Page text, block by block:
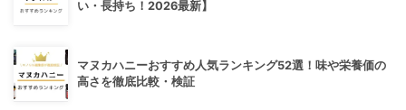
い・長持ち！2026最新】
マヌカハニーおすすめ人気ランキング52選！味や栄養価の
高さを徹底比較・検証